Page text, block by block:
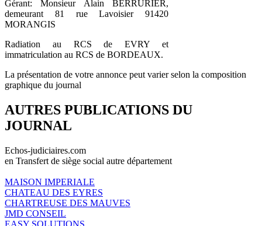
Gérant: Monsieur Alain BERRURIER,
demeurant 81 rue Lavoisier 91420
MORANGIS
Radiation au RCS de EVRY et
immatriculation au RCS de BORDEAUX.
La présentation de votre annonce peut varier selon la composition
graphique du journal
AUTRES PUBLICATIONS DU
JOURNAL
Echos-judiciaires.com
en Transfert de siège social autre département
MAISON IMPERIALE
CHATEAU DES EYRES
CHARTREUSE DES MAUVES
JMD CONSEIL
EASY SOLUTIONS